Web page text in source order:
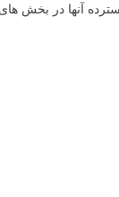
آنها در بخش